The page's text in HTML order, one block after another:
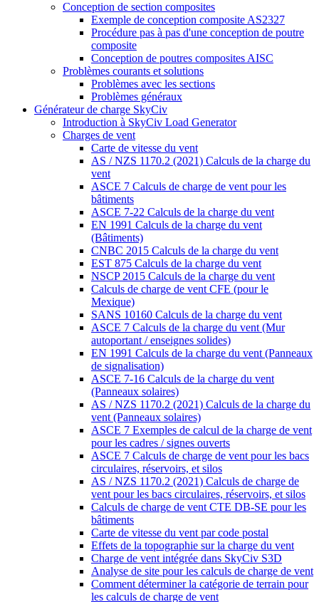
Conception de section composites
Exemple de conception composite AS2327
Procédure pas à pas d'une conception de poutre
composite
Conception de poutres composites AISC
Problèmes courants et solutions
Problèmes avec les sections
Problèmes généraux
Générateur de charge SkyCiv
Introduction à SkyCiv Load Generator
Charges de vent
Carte de vitesse du vent
AS / NZS 1170.2 (2021) Calculs de la charge du
vent
ASCE 7 Calculs de charge de vent pour les
bâtiments
ASCE 7-22 Calculs de la charge du vent
EN 1991 Calculs de la charge du vent
(Bâtiments)
CNBC 2015 Calculs de la charge du vent
EST 875 Calculs de la charge du vent
NSCP 2015 Calculs de la charge du vent
Calculs de charge de vent CFE (pour le
Mexique)
SANS 10160 Calculs de la charge du vent
ASCE 7 Calculs de la charge du vent (Mur
autoportant / enseignes solides)
EN 1991 Calculs de la charge du vent (Panneaux
de signalisation)
ASCE 7-16 Calculs de la charge du vent
(Panneaux solaires)
AS / NZS 1170.2 (2021) Calculs de la charge du
vent (Panneaux solaires)
ASCE 7 Exemples de calcul de la charge de vent
pour les cadres / signes ouverts
ASCE 7 Calculs de charge de vent pour les bacs
circulaires, réservoirs, et silos
AS / NZS 1170.2 (2021) Calculs de charge de
vent pour les bacs circulaires, réservoirs, et silos
Calculs de charge de vent CTE DB-SE pour les
bâtiments
Carte de vitesse du vent par code postal
Effets de la topographie sur la charge du vent
Charge de vent intégrée dans SkyCiv S3D
Analyse de site pour les calculs de charge de vent
Comment déterminer la catégorie de terrain pour
les calculs de charge de vent